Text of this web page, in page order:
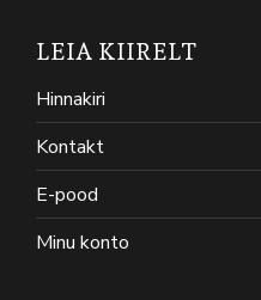
LEIA KIIRELT
Hinnakiri
Kontakt
E-pood
Minu konto